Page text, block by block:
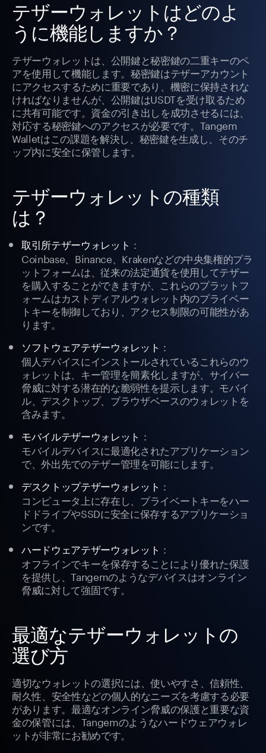
テザーウォレットはどのよ
うに機能しますか？
テザーウォレットは、公開鍵と秘密鍵の二重キーのペ
アを使用して機能します。秘密鍵はテザーアカウント
にアクセスするために重要であり、機密に保持されな
ければなりませんが、公開鍵はUSDTを受け取るため
に共有可能です。資金の引き出しを成功させるには、
対応する秘密鍵へのアクセスが必要です。Tangem
Walletはこの課題を解決し、秘密鍵を生成し、そのチ
ップ内に安全に保管します。
テザーウォレットの種類
は？
取引所テザーウォレット ：
Coinbase、Binance、Krakenなどの中央集権的プラ
ットフォームは、従来の法定通貨を使用してテザー
を購入することができますが、これらのプラットフ
ォームはカストディアルウォレット内のプライベー
トキーを制御しており、アクセス制限の可能性があ
ります。
ソフトウェアテザーウォレット ：
個人デバイスにインストールされているこれらのウ
ォレットは、キー管理を簡素化しますが、サイバー
脅威に対する潜在的な脆弱性を提示します。モバイ
ル、デスクトップ、ブラウザベースのウォレットを
含みます。
モバイルテザーウォレット ：
モバイルデバイスに最適化されたアプリケーション
で、外出先でのテザー管理を可能にします。
デスクトップテザーウォレット ：
コンピュータ上に存在し、プライベートキーをハー
ドドライブやSSDに安全に保存するアプリケーショ
ンです。
ハードウェアテザーウォレット ：
オフラインでキーを保存することにより優れた保護
を提供し、Tangemのようなデバイスはオンライン
脅威に対して強固です。
最適なテザーウォレットの
選び方
適切なウォレットの選択には、使いやすさ、信頼性、
耐久性、安全性などの個人的なニーズを考慮する必要
があります。最適なオンライン脅威の保護と重要な資
金の保管には、Tangemのようなハードウェアウォレ
ットが非常にお勧めです。